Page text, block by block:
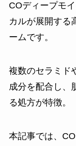
COディープモ
カルが展開する
ームです。
複数のセラミド
成分を配合し、
る処方が特徴。
本記事では、